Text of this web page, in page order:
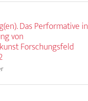
Das Performative in
von
Forschungsfeld